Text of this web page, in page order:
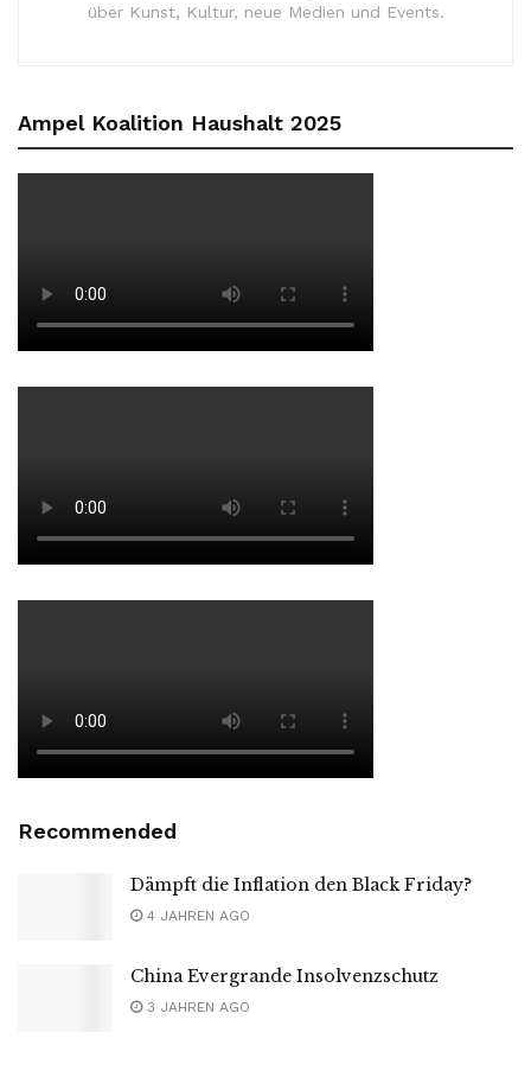
über Kunst, Kultur, neue Medien und Events.
Ampel Koalition Haushalt 2025
Recommended
Dämpft die Inflation den Black Friday?
4 JAHREN AGO
China Evergrande Insolvenzschutz
3 JAHREN AGO